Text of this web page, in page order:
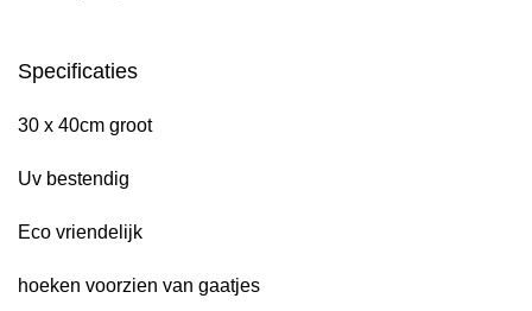
Specificaties
30 x 40cm groot
Uv bestendig
Eco vriendelijk
hoeken voorzien van gaatjes